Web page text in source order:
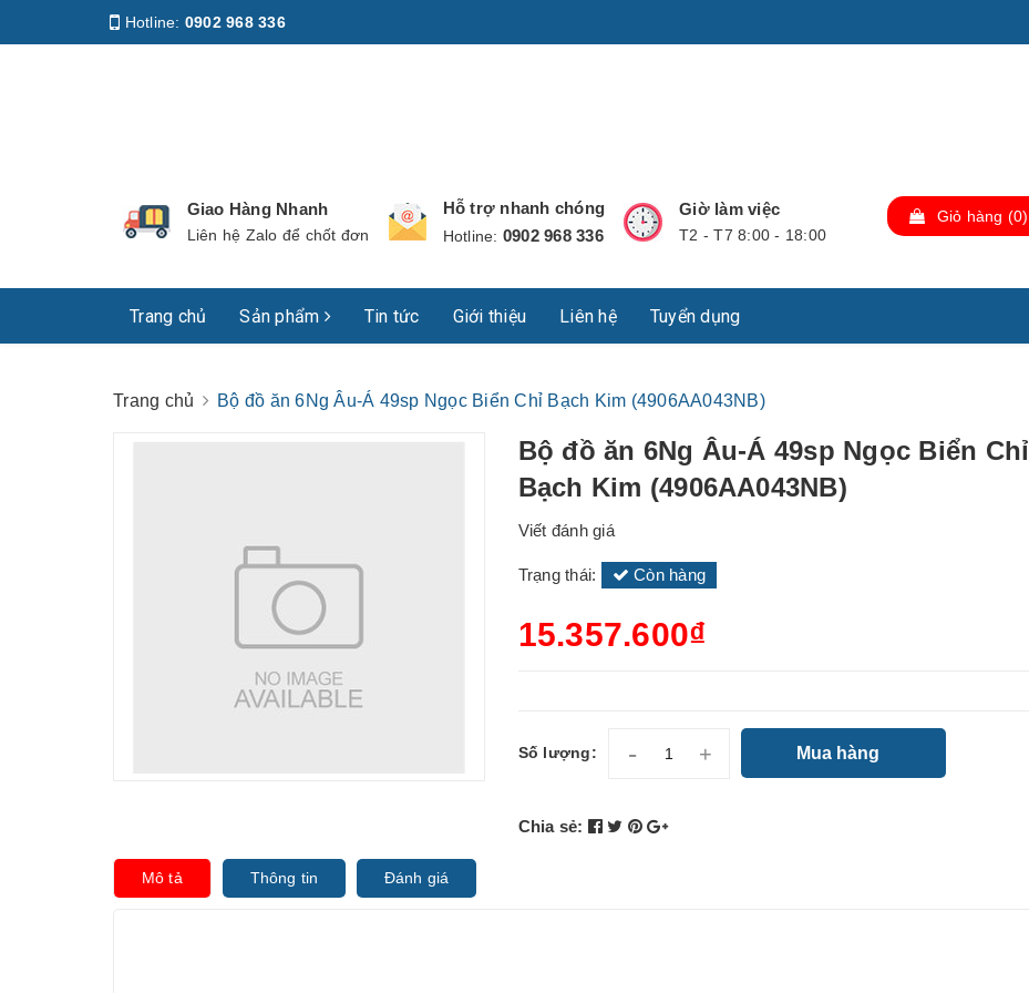
Hotline: 0902 968 336
Giao Hàng Nhanh
Liên hệ Zalo để chốt đơn
Hỗ trợ nhanh chóng
Hotline: 0902 968 336
Giờ làm việc
T2 - T7 8:00 - 18:00
Giỏ hàng (0)
Trang chủ Sản phẩm Tin tức Giới thiệu Liên hệ Tuyển dụng
Trang chủ Bộ đồ ăn 6Ng Âu-Á 49sp Ngọc Biển Chỉ Bạch Kim (4906AA043NB)
Bộ đồ ăn 6Ng Âu-Á 49sp Ngọc Biển Chỉ
Bạch Kim (4906AA043NB)
Viết đánh giá
Trạng thái: Còn hàng
15.357.600₫
Số lượng: - + Mua hàng
Chia sẻ:
Mô tả Thông tin Đánh giá